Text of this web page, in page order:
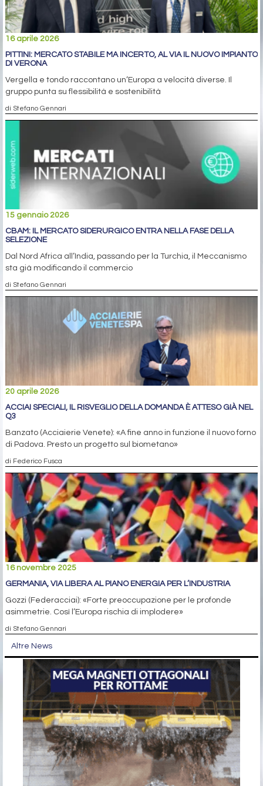
16 aprile 2026
PITTINI: MERCATO STABILE MA INCERTO, AL VIA IL NUOVO IMPIANTO
DI VERONA
Vergella e tondo raccontano un’Europa a velocità diverse. Il
gruppo punta su flessibilità e sostenibilità
di Stefano Gennari
15 gennaio 2026
CBAM: IL MERCATO SIDERURGICO ENTRA NELLA FASE DELLA
SELEZIONE
Dal Nord Africa all’India, passando per la Turchia, il Meccanismo
sta già modificando il commercio
di Stefano Gennari
20 aprile 2026
ACCIAI SPECIALI, IL RISVEGLIO DELLA DOMANDA È ATTESO GIÀ NEL
Q3
Banzato (Acciaierie Venete): «A fine anno in funzione il nuovo forno
di Padova. Presto un progetto sul biometano»
di Federico Fusca
16 novembre 2025
GERMANIA, VIA LIBERA AL PIANO ENERGIA PER L’INDUSTRIA
Gozzi (Federacciai): «Forte preoccupazione per le profonde
asimmetrie. Così l’Europa rischia di implodere»
di Stefano Gennari
Altre News